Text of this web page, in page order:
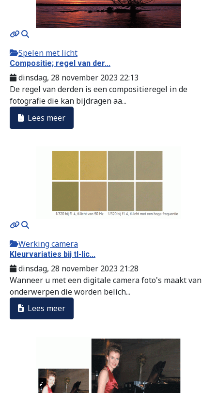
Spelen met licht
Compositie; regel van der...
dinsdag, 28 november 2023 22:13
De regel van derden is een compositieregel in de
fotografie die kan bijdragen aa...
Lees meer
Werking camera
Kleurvariaties bij tl-lic...
dinsdag, 28 november 2023 21:28
Wanneer u met een digitale camera foto's maakt van
onderwerpen die worden belich...
Lees meer